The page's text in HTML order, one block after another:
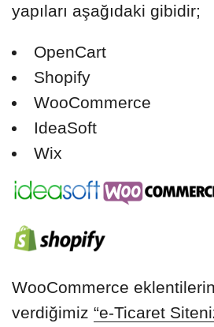
yapıları aşağıdaki gibidir;
OpenCart
Shopify
WooCommerce
IdeaSoft
Wix
WooCommerce
verdiğimiz “e-Ticaret